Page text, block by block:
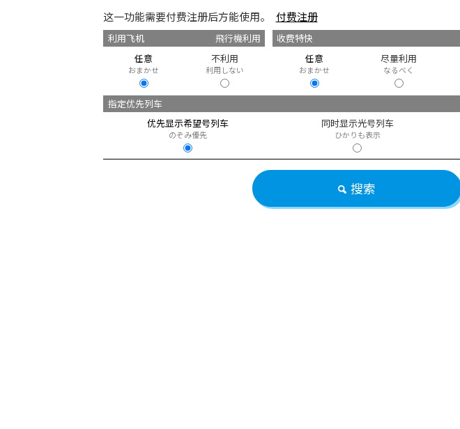
这一功能需要付费注册后方能使用。 付费注册
利用飞机
飛行機利用
任意
おまかせ
不利用
利用しない
收费特快
任意
おまかせ
尽量利用
なるべく
指定优先列车
优先显示希望号列车
のぞみ優先
同时显示光号列车
ひかりも表示
搜索